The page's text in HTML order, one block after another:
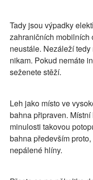
Tady jsou výpadky
zahraničních mobilních
neustále. Nezáleží
nikam. Pokud nemáte
seženete stěží.
Leh jako místo ve
bahna připraven.
minulosti takovou
bahna především
nepálené hlíny.